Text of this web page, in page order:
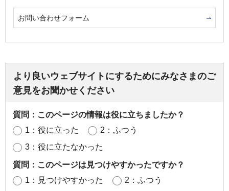
お問い合わせフォーム
より良いウェブサイトにするためにみなさまのご
意見をお聞かせください
質問：このページの情報は役に立ちましたか？
1：役に立った
2：ふつう
3：役に立たなかった
質問：このページは見つけやすかったですか？
1：見つけやすかった
2：ふつう